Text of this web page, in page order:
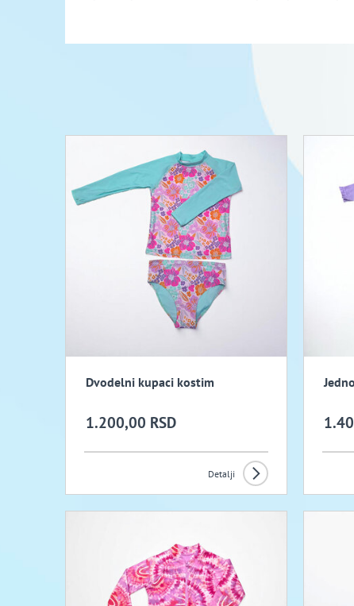
Dvodelni kupaci kostim
1.200,00 RSD
Detalji